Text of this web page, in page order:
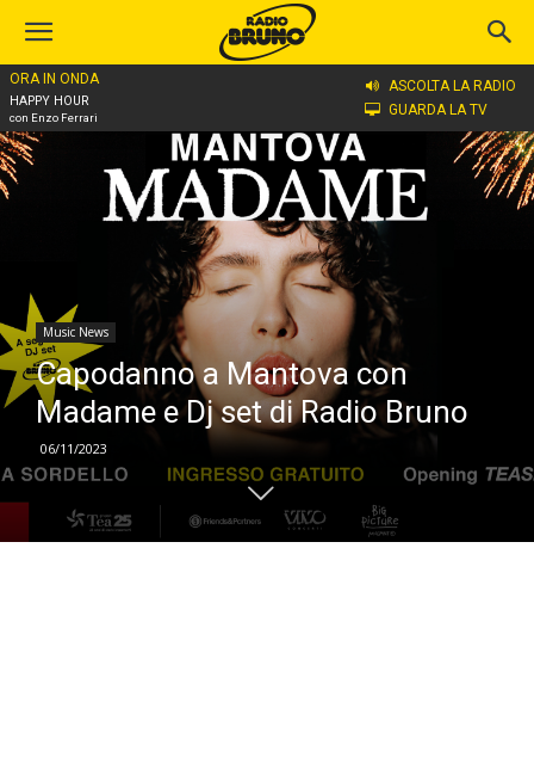
ORA IN ONDA
HAPPY HOUR
con Enzo Ferrari
ASCOLTA LA RADIO
GUARDA LA TV
Home
Music News
Capodanno a Mantova con
Madame e Dj set di Radio Bruno
06/11/2023